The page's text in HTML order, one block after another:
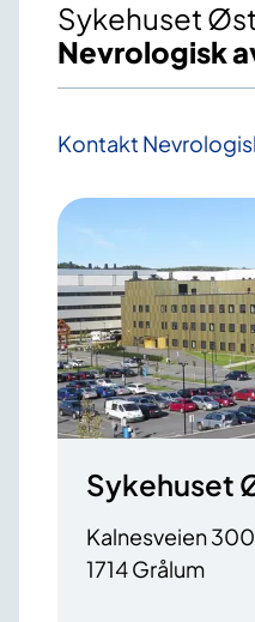
Sykehuset
Nevrologisk
Kontakt
Sykehuset
Kalnesveien 300
1714 Grålum